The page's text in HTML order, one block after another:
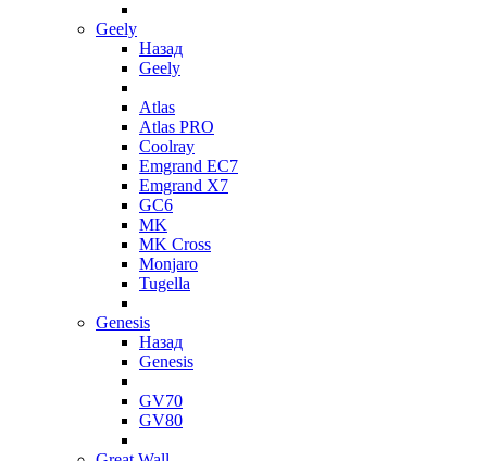
Geely
Назад
Geely
Atlas
Atlas PRO
Coolray
Emgrand EC7
Emgrand X7
GC6
MK
MK Cross
Monjaro
Tugella
Genesis
Назад
Genesis
GV70
GV80